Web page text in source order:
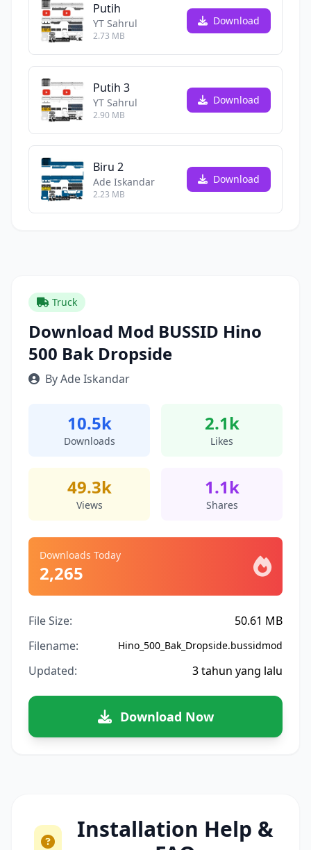
Putih
YT Sahrul
2.73 MB
Download
Putih 3
YT Sahrul
2.90 MB
Download
Biru 2
Ade Iskandar
2.23 MB
Download
Truck
Download Mod BUSSID Hino
500 Bak Dropside
By Ade Iskandar
10.5k
Downloads
2.1k
Likes
49.3k
Views
1.1k
Shares
Downloads Today
2,265
File Size:
50.61 MB
Filename:
Hino_500_Bak_Dropside.bussidmod
Updated: 3 tahun yang lalu
Download Now
Installation Help &